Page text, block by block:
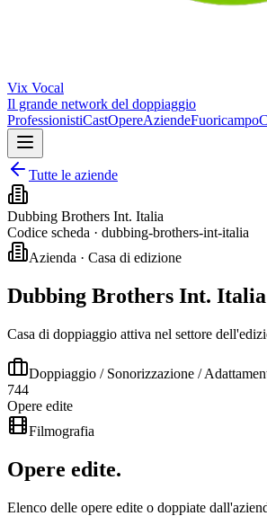
Vix Vocal
Il grande network del doppiaggio
ProfessionistiCastOpereAziendeFuoricampo
Tutte le aziende
Dubbing Brothers Int. Italia
Codice scheda · dubbing-brothers-int-italia
Azienda · Casa di edizione
Dubbing Brothers Int. Italia
Casa di doppiaggio attiva nel settore
Doppiaggio / Sonorizzazione /
744
Opere edite
Filmografia
Opere edite.
Elenco delle opere edite o doppiate